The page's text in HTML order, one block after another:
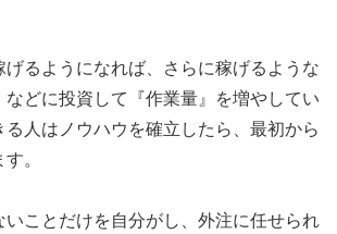
げるようになれば、さらに稼げるような
などに投資して『作業量』を増やしてい
る人はノウハウを確立したら、最初から
。
いことだけを自分がし、外注に任せられ